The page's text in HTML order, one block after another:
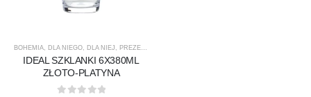
BOHEMIA, DLA NIEGO, DLA NIEJ , PREZENTY
IDEAL SZKLANKI 6X380ML
ZŁOTO-PLATYNA